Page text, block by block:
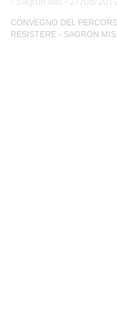
CONVEGNO DEL
RESISTERE - SAGRON